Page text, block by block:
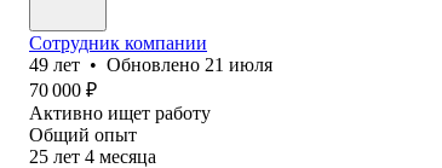
Сотрудник компании
49 лет • Обновлено 21 июля
70 000 ₽
Активно ищет работу
Общий опыт
25 лет 4 месяца